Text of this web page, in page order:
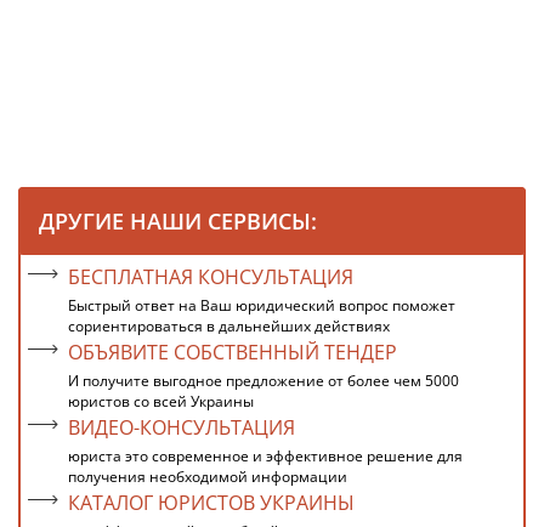
ДРУГИЕ НАШИ СЕРВИСЫ:
БЕСПЛАТНАЯ КОНСУЛЬТАЦИЯ
Быстрый ответ на Ваш юридический вопрос поможет
сориентироваться в дальнейших действиях
ОБЪЯВИТЕ СОБСТВЕННЫЙ ТЕНДЕР
И получите выгодное предложение от более чем 5000
юристов со всей Украины
ВИДЕО-КОНСУЛЬТАЦИЯ
юриста это современное и эффективное решение для
получения необходимой информации
КАТАЛОГ ЮРИСТОВ УКРАИНЫ